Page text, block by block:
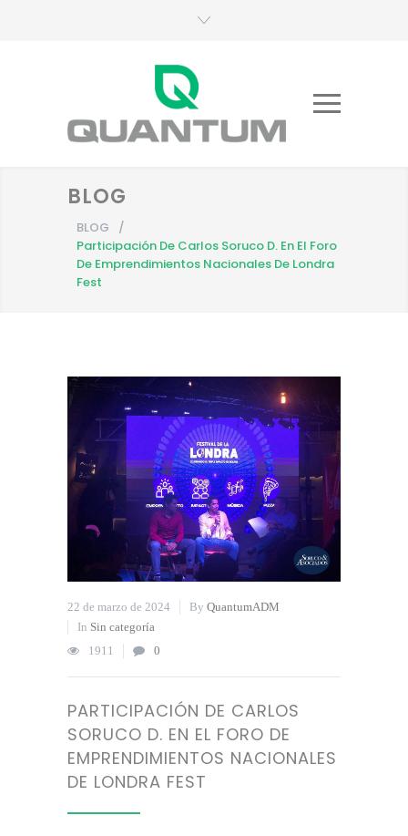
BLOG
BLOG
/
Participación De Carlos Soruco D. En El Foro
De Emprendimientos Nacionales De Londra
Fest
22 de marzo de 2024 By QuantumADM
In Sin categoría
1911
0
PARTICIPACIÓN DE CARLOS
SORUCO D. EN EL FORO DE
EMPRENDIMIENTOS NACIONALES
DE LONDRA FEST